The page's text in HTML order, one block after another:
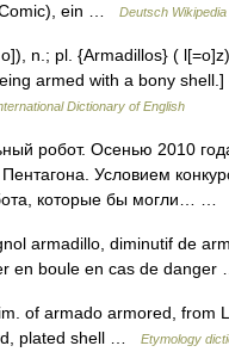
ein …
Deutsch Wikipedia
n.; pl. {Armadillos} (
armed with a bony
Dictionary of English
робот. Осенью 2010
Условием
которые бы могли… …
armadillo, diminutif de
en boule en cas de
of armado armored, from
plated shell …
Etymology